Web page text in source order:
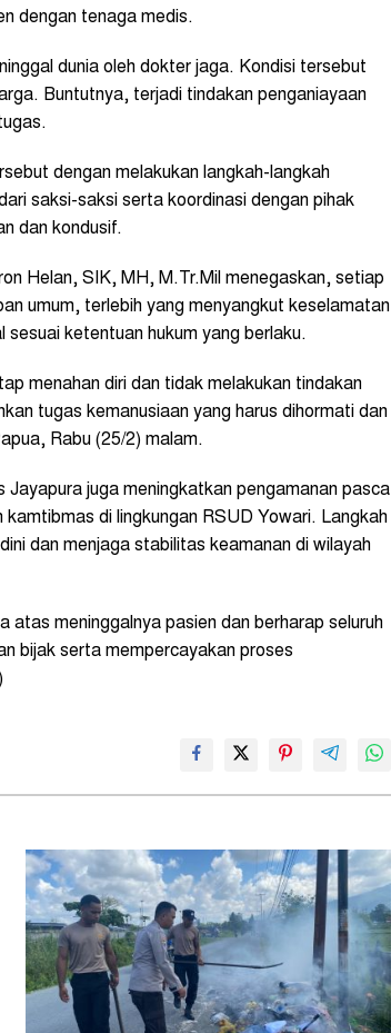
dengan tenaga medis.
dunia oleh dokter jaga. Kondisi tersebut
Buntutnya, terjadi tindakan penganiayaan
dengan melakukan langkah-langkah
saksi-saksi serta koordinasi dengan pihak
dan kondusif.
Helan, SIK, MH, M.Tr.Mil menegaskan, setiap
umum, terlebih yang menyangkut keselamatan
ketentuan hukum yang berlaku.
menahan diri dan tidak melakukan tindakan
tugas kemanusiaan yang harus dihormati dan
Rabu (25/2) malam.
juga meningkatkan pengamanan pasca
di lingkungan RSUD Yowari. Langkah
dan menjaga stabilitas keamanan di wilayah
atas meninggalnya pasien dan berharap seluruh
bijak serta mempercayakan proses